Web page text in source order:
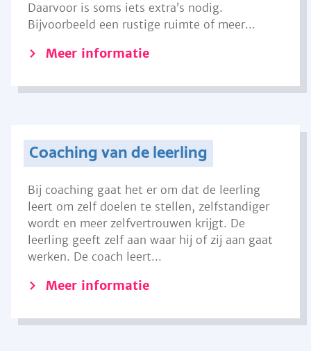
Daarvoor is soms iets extra’s nodig.
Bijvoorbeeld een rustige ruimte of meer...
Meer informatie
Coaching van de leerling
Bij coaching gaat het er om dat de leerling
leert om zelf doelen te stellen, zelfstandiger
wordt en meer zelfvertrouwen krijgt. De
leerling geeft zelf aan waar hij of zij aan gaat
werken. De coach leert...
Meer informatie